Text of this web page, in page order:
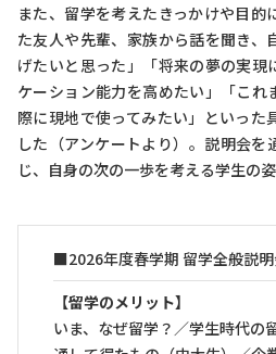
また、留学を考えたきっかけや目的
た友人や先輩、家族から話を聞き、
げたいと思った」「将来の夢の実現
ケーション能力を高めたい」「これ
際に現地で使ってみたい」といった
した（アンケートより）。説明会
じ、自身の次の一歩を考える学生の
■2026年度春学期 留学全般説
【留学のメリット】
いま、なぜ留学？／学生時代の